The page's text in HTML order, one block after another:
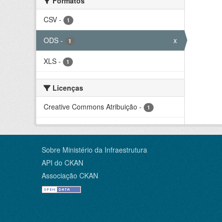
CSV - 1
ODS - 1 x
XLS - 1
Licenças
Creative Commons Atribuição - 1
Sobre Ministério da Infraestrutura
API do CKAN
Associação CKAN